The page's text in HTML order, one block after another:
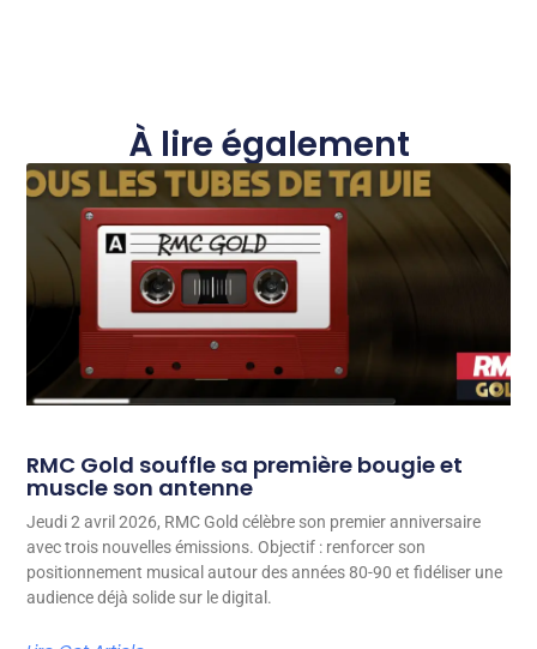
À lire également
RMC Gold souffle sa première bougie et
muscle son antenne
Jeudi 2 avril 2026, RMC Gold célèbre son premier anniversaire
avec trois nouvelles émissions. Objectif : renforcer son
positionnement musical autour des années 80-90 et fidéliser une
audience déjà solide sur le digital.